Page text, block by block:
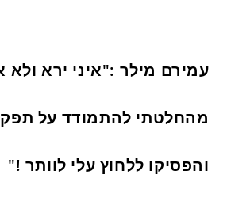
עמירם מילר :"איני ירא ולא
מהחלטתי להתמודד על
והפסיקו ללחוץ עלי לוותר !"